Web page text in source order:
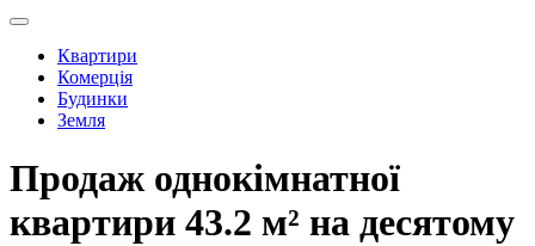
Квартири
Комерція
Будинки
Земля
Продаж однокімнатної
квартири 43.2 м² на десятому